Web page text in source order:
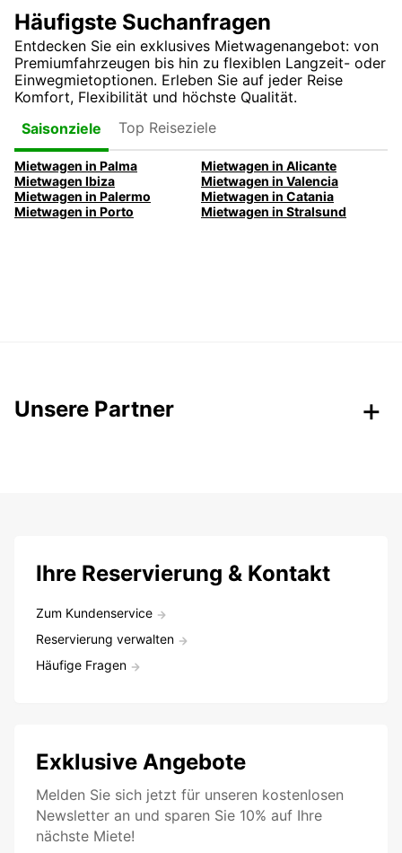
Häufigste Suchanfragen
Entdecken Sie ein exklusives Mietwagenangebot: von
Premiumfahrzeugen bis hin zu flexiblen Langzeit- oder
Einwegmietoptionen. Erleben Sie auf jeder Reise
Komfort, Flexibilität und höchste Qualität.
Saisonziele
Top Reiseziele
Mietwagen in Palma
Mietwagen in Alicante
Mietwagen Ibiza
Mietwagen in Valencia
Mietwagen in Palermo
Mietwagen in Catania
Mietwagen in Porto
Mietwagen in Stralsund
Unsere Partner
Ihre Reservierung & Kontakt
Zum Kundenservice
Reservierung verwalten
Häufige Fragen
Exklusive Angebote
Melden Sie sich jetzt für unseren kostenlosen
Newsletter an und sparen Sie 10% auf Ihre
nächste Miete!